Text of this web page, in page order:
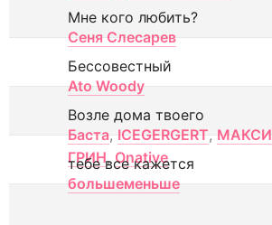
Мне кого любить?
Сеня Слесарев
Бессовестный
Ato Woody
Возле дома твоего
Баста, ICEGERGERT, МАКСИ
ГРИН, Onative
тебе все кажется
большеменьше